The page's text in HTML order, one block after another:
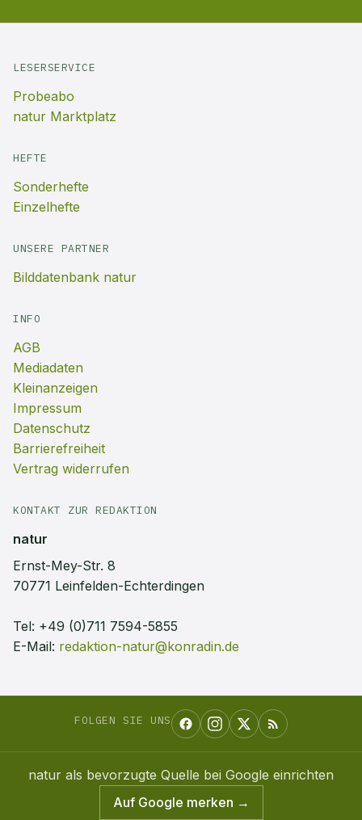
LESERSERVICE
Probeabo
natur Marktplatz
HEFTE
Sonderhefte
Einzelhefte
UNSERE PARTNER
Bilddatenbank natur
INFO
AGB
Mediadaten
Kleinanzeigen
Impressum
Datenschutz
Barrierefreiheit
Vertrag widerrufen
KONTAKT ZUR REDAKTION
natur
Ernst-Mey-Str. 8
70771 Leinfelden-Echterdingen
Tel: +49 (0)711 7594-5855
E-Mail: redaktion-natur@konradin.de
FOLGEN SIE UNS
natur als bevorzugte Quelle bei Google einrichten
Auf Google merken →